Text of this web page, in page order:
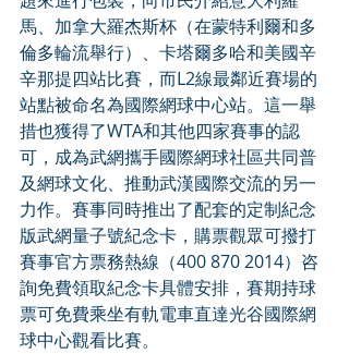
馬、加拿大羅杰斯杯（在蒙特利爾和多
倫多輪流舉行）、卡塔爾多哈和美國辛
辛那提四站比賽，而L2線最鄰近賽場的
站點被命名為國際網球中心站。這一舉
措也獲得了WTA和其他四家賽事的認
可，成為武網攜手國際網球社區共同普
及網球文化、推動武漢國際交流的另一
力作。賽事同時推出了配套的定制紀念
版武網量子號紀念卡，購票觀眾可撥打
賽事官方票務熱線（400 870 2014）咨
詢免費領取紀念卡具體安排，賽期持球
票可免費乘坐有軌電車直達光谷國際網
球中心觀看比賽。